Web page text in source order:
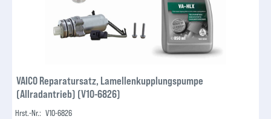
VAICO Reparatursatz, Lamellenkupplungspumpe
(Allradantrieb) (V10-6826)
Hrst.-Nr.: V10-6826